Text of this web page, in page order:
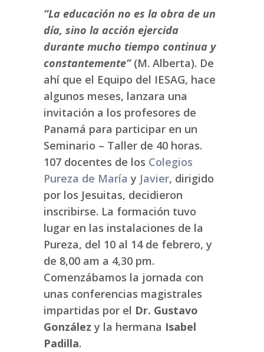
“La educación no es la obra de un
día, sino la acción ejercida
durante mucho tiempo continua y
constantemente”(M. Alberta). De
ahí que el Equipo del IESAG, hace
algunos meses, lanzara una
invitación a los profesores de
Panamá para participar en un
Seminario – Taller de 40 horas.
107 docentes de los Colegios
Pureza de María y Javier, dirigido
por los Jesuitas, decidieron
inscribirse. La formación tuvo
lugar en las instalaciones de la
Pureza, del 10 al 14 de febrero, y
de 8,00 am a 4,30 pm.
Comenzábamos la jornada con
unas conferencias magistrales
impartidas por el Dr. Gustavo
González y la hermana Isabel
Padilla.